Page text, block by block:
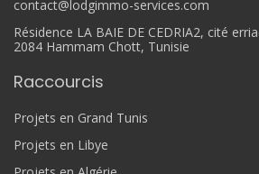
contact@lodgimmo-services.com
Résidence LA BAIE DE CEDRIA2, cité
2084 Hammam Chott, Tunisie
Raccourcis
Projets en Grand Tunis
Projets en Libye